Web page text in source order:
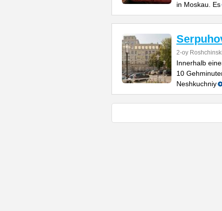
in Moskau. Es
2-oy
Innerhalb
10
Neshkuchniy